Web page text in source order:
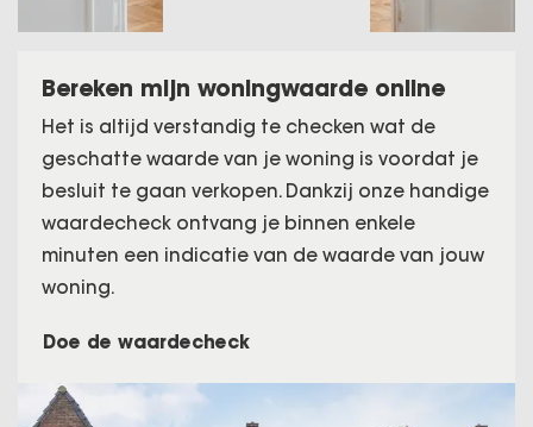
Bereken mijn woningwaarde online
Het is altijd verstandig te checken wat de
geschatte waarde van je woning is voordat je
besluit te gaan verkopen. Dankzij onze handige
waardecheck ontvang je binnen enkele
minuten een indicatie van de waarde van jouw
woning.
Doe de waardecheck